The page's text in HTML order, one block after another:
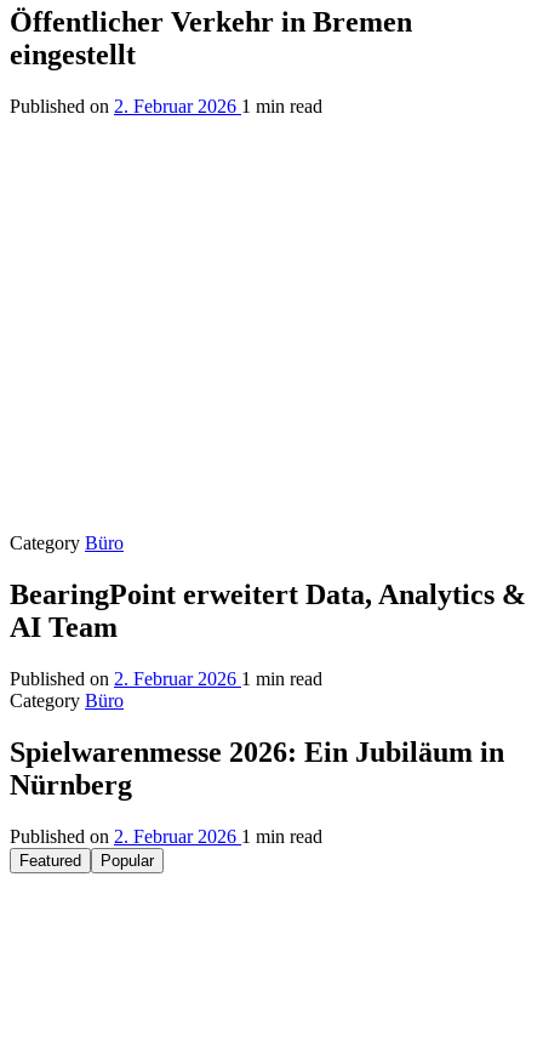
Öffentlicher Verkehr in Bremen
eingestellt
Published on 2. Februar 2026 1 min read
Category Büro
BearingPoint erweitert Data, Analytics &
AI Team
Published on 2. Februar 2026 1 min read
Category Büro
Spielwarenmesse 2026: Ein Jubiläum in
Nürnberg
Published on 2. Februar 2026 1 min read
Featured Popular